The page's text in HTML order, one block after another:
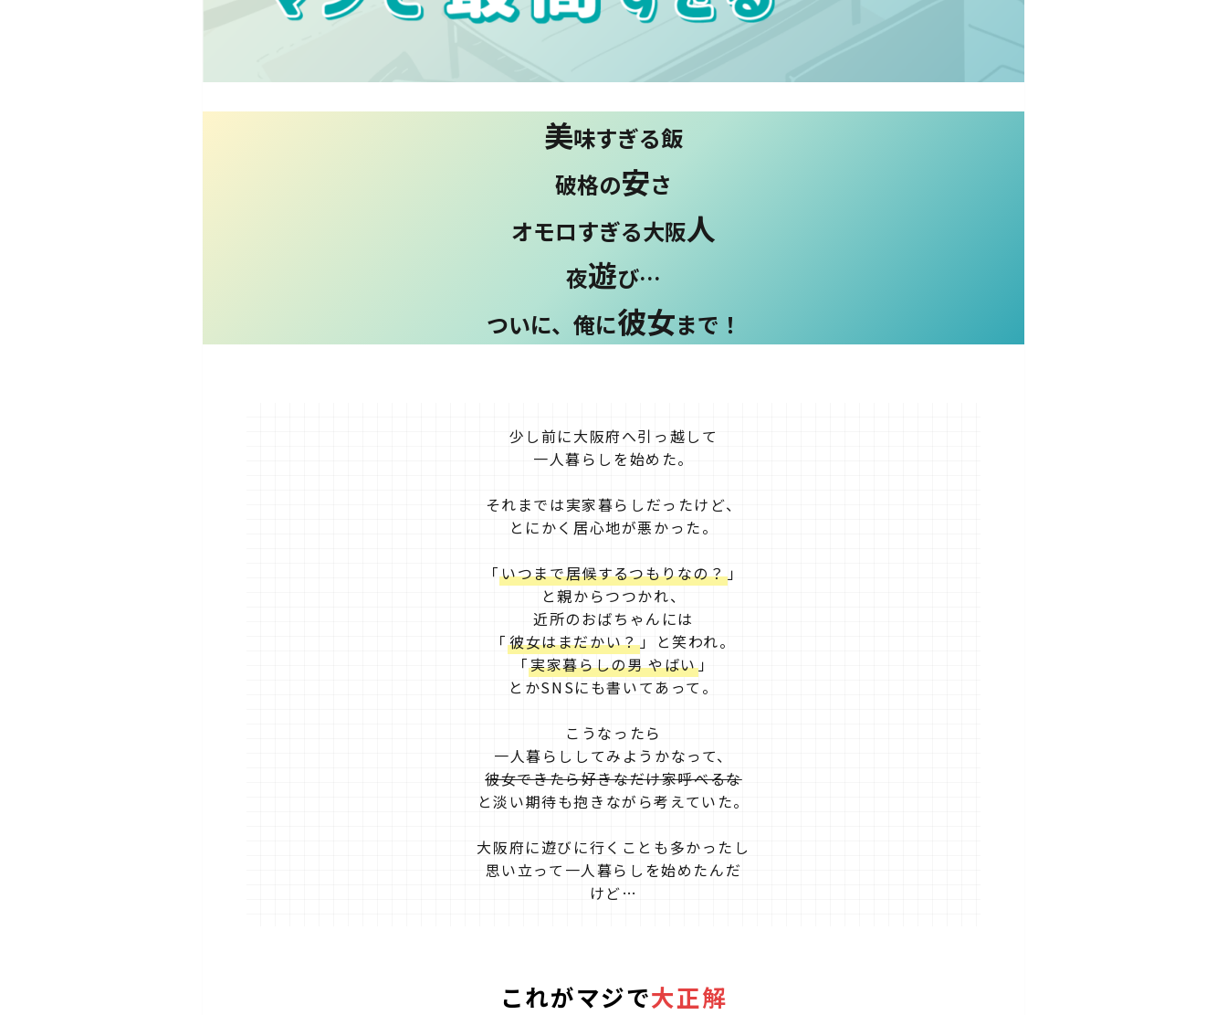
美味すぎる飯
破格の安さ
オモロすぎる大阪人
夜遊び…
ついに、俺に彼女まで！
少し前に大阪府へ引っ越して
一人暮らしを始めた。
それまでは実家暮らしだったけど、
とにかく居心地が悪かった。
「いつまで居候するつもりなの？」
と親からつつかれ、
近所のおばちゃんには
「彼女はまだかい？」と笑われ。
「実家暮らしの男 やばい」
とかSNSにも書いてあって。
こうなったら
一人暮らししてみようかなって、
彼女できたら好きなだけ家呼べるな
と淡い期待も抱きながら考えていた。
大阪府に遊びに行くことも多かったし
思い立って一人暮らしを始めたんだ
けど…
これがマジで大正解